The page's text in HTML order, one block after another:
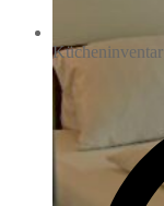
Kücheninventar